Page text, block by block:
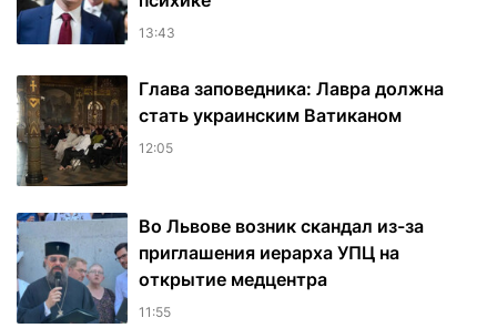
13:43
Глава заповедника: Лавра должна
стать украинским Ватиканом
12:05
Во Львове возник скандал из-за
приглашения иерарха УПЦ на
открытие медцентра
11:55